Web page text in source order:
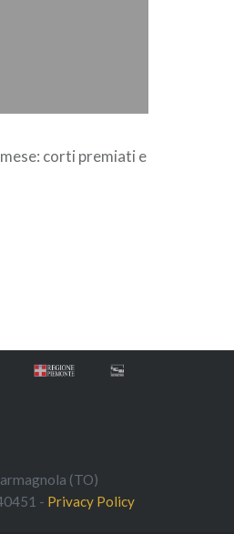
corti premiati e
(TO)
- Privacy Policy